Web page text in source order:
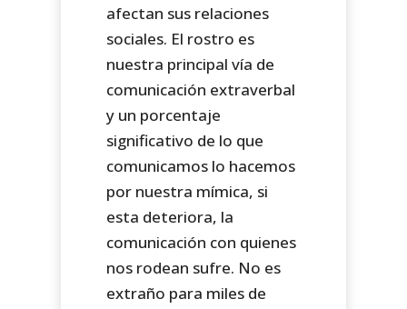
afectan sus relaciones
sociales. El rostro es
nuestra principal vía de
comunicación extraverbal
y un porcentaje
significativo de lo que
comunicamos lo hacemos
por nuestra mímica, si
esta deteriora, la
comunicación con quienes
nos rodean sufre. No es
extraño para miles de